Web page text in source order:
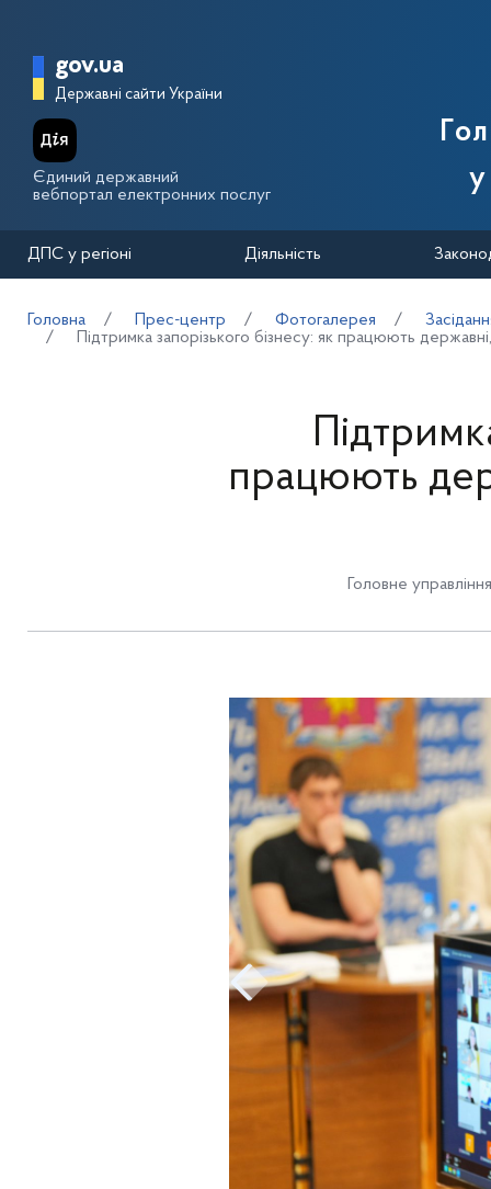
Головна сторінка Державної
gov.ua
Державні сайти України
Єдиний державний
вебпортал електронних послуг
ДПС у регіоні Діяльність
Головна Прес-центр Фотогалерея
Підтримка запорізького бізнесу: як працюють
працюють
Головне